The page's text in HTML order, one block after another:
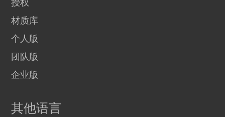
材质库
个人版
团队版
企业版
其他语言